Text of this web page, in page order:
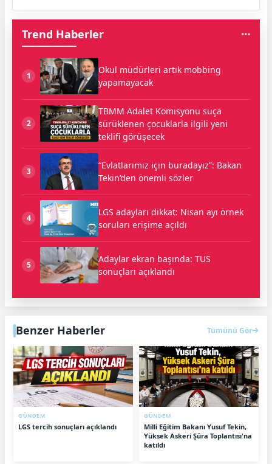
Trend Haberler
1
Okul müdürleri artık mobbing
yapamayacak
2
TBMM Adalet Komisyonu suça
sürüklenen çocuklarla ilgili yeni
teklifi görüşecek
3
“Evlatlarımız için buradayız”: Bakan
Tekin’den önemli sözler
4
LGS adayları dikkat: Nisan ayı örnek
soruları erişime açıldı
5
Adaylar ekran başında: TUS
sonuçları açıklandı
Benzer Haberler Tümünü Gör
GÜNDEM
LGS tercih sonuçları açıklandı
GÜNDEM
Milli Eğitim Bakanı Yusuf Tekin,
Yüksek Askeri Şûra Toplantısı'na
katıldı